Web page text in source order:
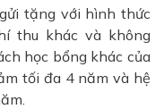
tặng với hình thức
thu khác và không
học bổng khác của
tối đa 4 năm và hệ